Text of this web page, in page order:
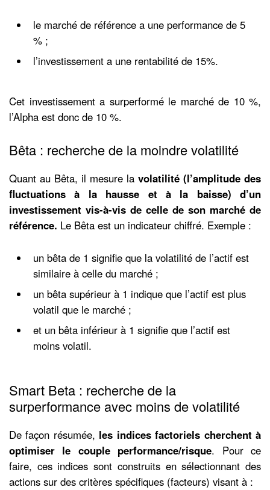
le marché de référence a une performance de 5
% ;
l’investissement a une rentabilité de 15%.
Cet investissement a surperformé le marché de 10 %,
l’Alpha est donc de 10 %.
Bêta : recherche de la moindre volatilité
Quant au Bêta, il mesure la volatilité (l’amplitude des
fluctuations à la hausse et à la baisse) d’un
investissement vis-à-vis de celle de son marché de
référence. Le Bêta est un indicateur chiffré. Exemple :
un bêta de 1 signifie que la volatilité de l’actif est
similaire à celle du marché ;
un bêta supérieur à 1 indique que l’actif est plus
volatil que le marché ;
et un bêta inférieur à 1 signifie que l’actif est
moins volatil.
Smart Beta : recherche de la
surperformance avec moins de volatilité
De façon résumée, les indices factoriels cherchent à
optimiser le couple performance/risque. Pour ce
faire, ces indices sont construits en sélectionnant des
actions sur des critères spécifiques (facteurs) visant à :